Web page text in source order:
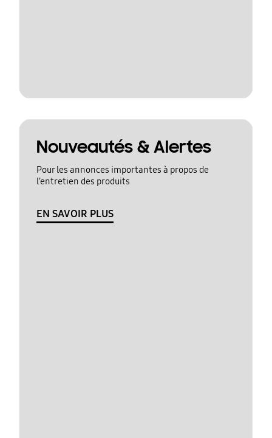
Nouveautés & Alertes
Pour les annonces importantes à propos de
l’entretien des produits
EN SAVOIR PLUS